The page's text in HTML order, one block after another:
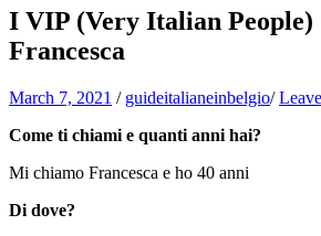
I VIP (Very Italian People)
Francesca
March 7, 2021 / guideitalianeinbelgio/
Come ti chiami e quanti anni hai?
Mi chiamo Francesca e ho 40 anni
Di dove?